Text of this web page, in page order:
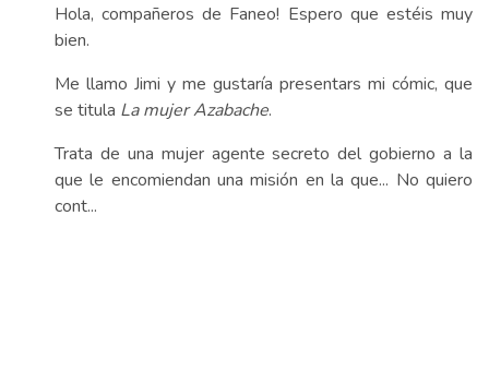
Hola, compañeros de Faneo! Espero que estéis muy
bien.
Me llamo Jimi y me gustaría presentars mi cómic, que
se titula La mujer Azabache.
Trata de una mujer agente secreto del gobierno a la
que le encomiendan una misión en la que... No quiero
cont...